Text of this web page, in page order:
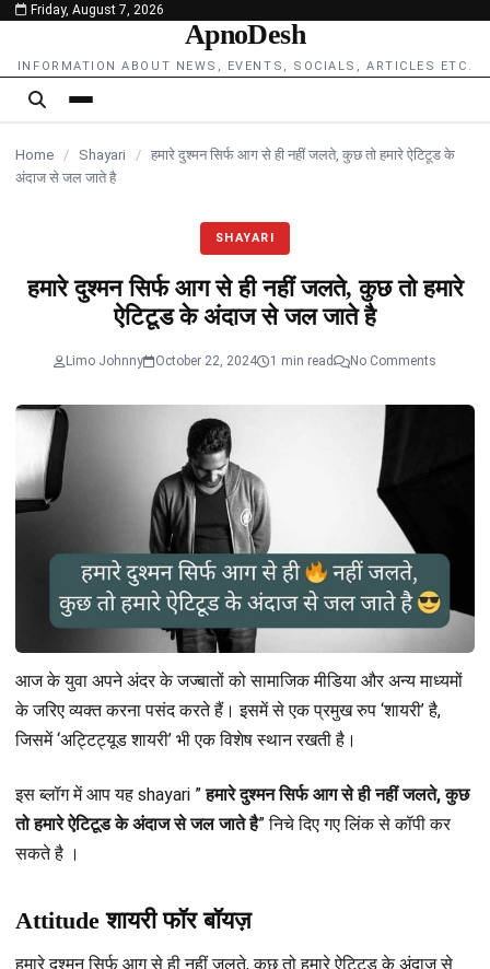
content
Friday, August 7, 2026
ApnoDesh
INFORMATION ABOUT NEWS, EVENTS, SOCIALS, ARTICLES ETC.
Home / Shayari / हमारे दुश्मन सिर्फ आग से ही नहीं जलते, कुछ तो हमारे ऐटिटूड के
अंदाज से जल जाते है
SHAYARI
हमारे दुश्मन सिर्फ आग से ही नहीं जलते, कुछ तो हमारे
ऐटिटूड के अंदाज से जल जाते है
Limo Johnny October 22, 2024 1 min read No Comments
आज के युवा अपने अंदर के जज्बातों को सामाजिक मीडिया और अन्य माध्यमों
के जरिए व्यक्त करना पसंद करते हैं। इसमें से एक प्रमुख रुप ‘शायरी’ है,
जिसमें ‘अट्टिट्यूड शायरी’ भी एक विशेष स्थान रखती है।
इस ब्लॉग में आप यह shayari ”हमारे दुश्मन सिर्फ आग से ही नहीं जलते, कुछ
तो हमारे ऐटिटूड के अंदाज से जल जाते है” निचे दिए गए लिंक से कॉपी कर
सकते है ।
Attitude शायरी फॉर बॉयज़
हमारे दुश्मन सिर्फ आग से ही नहीं जलते, कुछ तो हमारे ऐटिटूड के अंदाज से